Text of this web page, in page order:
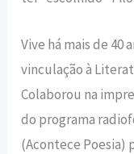
Vive há mais de 40
vinculação à
Colaborou na
do programa
(Acontece Poesia)